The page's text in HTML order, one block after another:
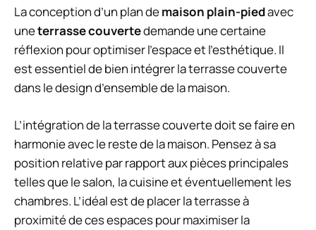
La conception d’un plan demaison plain-piedavec
uneterrasse couvertedemande une certaine
réflexion pour optimiser l’espace et l’esthétique. Il
est essentiel de bien intégrer la terrasse couverte
dans le design d’ensemble de la maison.
L’intégration de la terrasse couverte doit se faire en
harmonie avec le reste de la maison. Pensez à sa
position relative par rapport aux pièces principales
telles que le salon, la cuisine et éventuellement les
chambres. L’idéal est de placer la terrasse à
proximité de ces espaces pour maximiser la